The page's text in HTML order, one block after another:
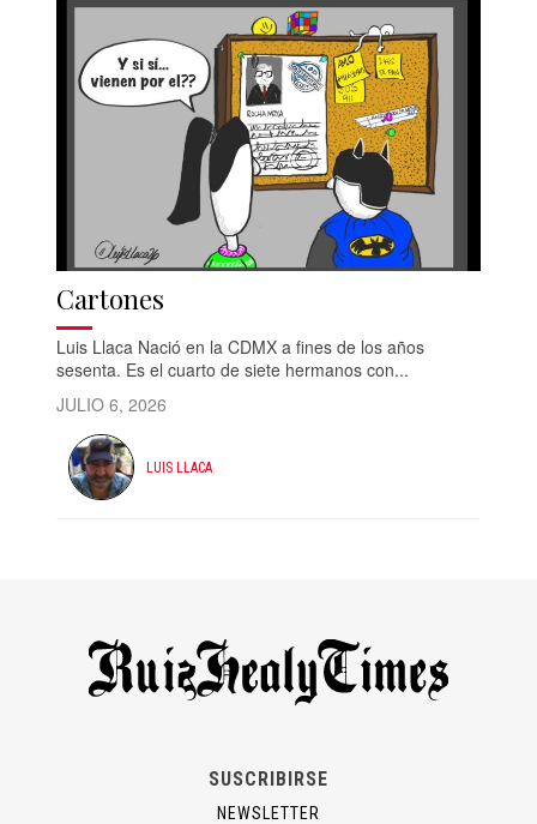
Cartones
Luis Llaca Nació en la CDMX a fines de los años
sesenta. Es el cuarto de siete hermanos con...
JULIO 6, 2026
LUIS LLACA
SUSCRIBIRSE
NEWSLETTER